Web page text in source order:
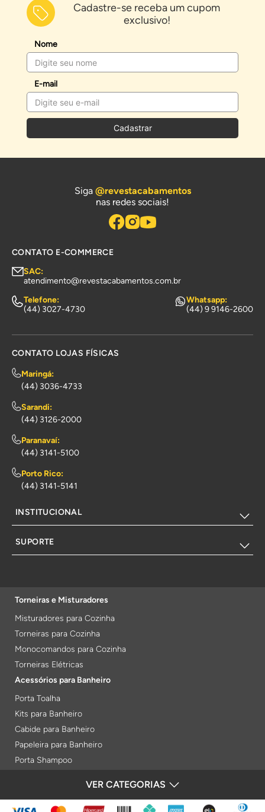
Cadastre-se receba um cupom
exclusivo!
Nome
E-mail
Cadastrar
Siga @revestacabamentos
nas redes sociais!
CONTATO E-COMMERCE
SAC:
atendimento@revestacabamentos.com.br
Telefone:
(44) 3027-4730
Whatsapp:
(44) 9 9146-2600
CONTATO LOJAS FÍSICAS
Maringá:
(44) 3036-4733
Sarandi:
(44) 3126-2000
Paranavaí:
(44) 3141-5100
Porto Rico:
(44) 3141-5141
INSTITUCIONAL
SUPORTE
Torneiras e Misturadores
Misturadores para Cozinha
Torneiras para Cozinha
Monocomandos para Cozinha
Torneiras Elétricas
Acessórios para Banheiro
Porta Toalha
Kits para Banheiro
Cabide para Banheiro
Papeleira para Banheiro
Porta Shampoo
Porta Toalha Aquecido
VER CATEGORIAS
FORMAS DE PAGAMENTO